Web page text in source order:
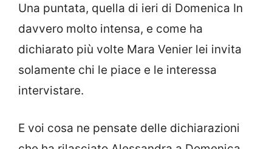
Una puntata, quella di ieri di Domenica In
davvero molto intensa, e come ha
dichiarato più volte Mara Venier lei invita
solamente chi le piace e le interessa
intervistare.
E voi cosa ne pensate delle dichiarazioni